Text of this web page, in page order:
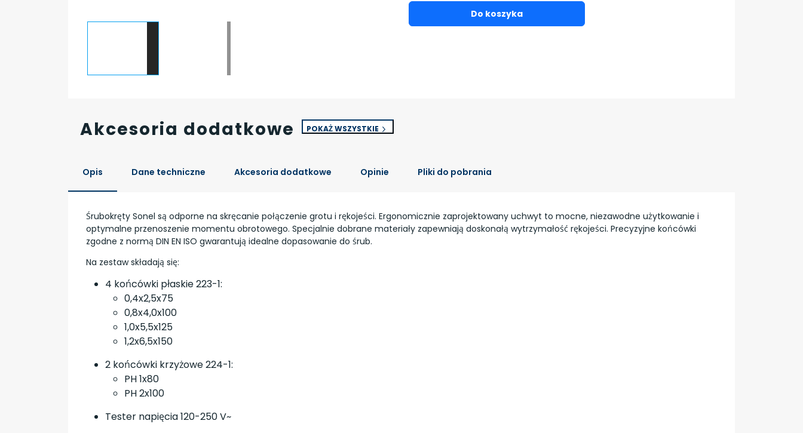
Do koszyka
Akcesoria dodatkowe POKAŻ WSZYSTKIE
Opis Dane techniczne Akcesoria dodatkowe Opinie Pliki do pobrania
Śrubokręty Sonel są odporne na skręcanie połączenie grotu i rękojeści. Ergonomicznie zaprojektowany uchwyt to mocne, niezawodne użytkowanie i
optymalne przenoszenie momentu obrotowego. Specjalnie dobrane materiały zapewniają doskonałą wytrzymałość rękojeści. Precyzyjne końcówki
zgodne z normą DIN EN ISO gwarantują idealne dopasowanie do śrub.
Na zestaw składają się:
4 końcówki płaskie 223-1:
0,4x2,5x75
0,8x4,0x100
1,0x5,5x125
1,2x6,5x150
2 końcówki krzyżowe 224-1:
PH 1x80
PH 2x100
Tester napięcia 120-250 V~